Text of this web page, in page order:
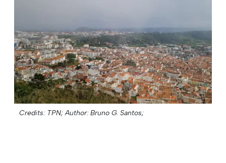
Credits: TPN; Author: Bruno G. Santos;